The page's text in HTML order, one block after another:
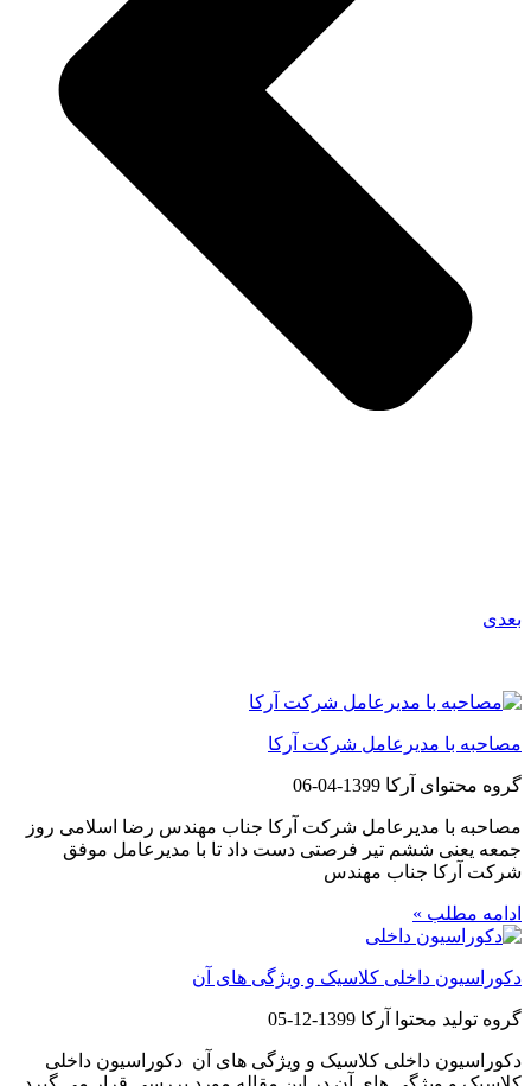
بعدی
مصاحبه با مدیرعامل شرکت آرکا
گروه محتوای آرکا 1399-04-06
مصاحبه با مدیرعامل شرکت آرکا جناب مهندس رضا اسلامی روز
جمعه یعنی ششم تیر فرصتی دست داد تا با مدیرعامل موفق
شرکت آرکا جناب مهندس
ادامه مطلب »
دکوراسیون داخلی کلاسیک و ویژگی های آن
گروه تولید محتوا آرکا 1399-12-05
دکوراسیون داخلی کلاسیک و ویژگی های آن دکوراسیون داخلی